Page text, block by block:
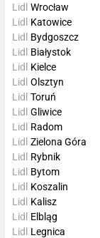
Lidl Wrocław
Lidl
Katowice
Lidl
Bydgoszcz
Lidl
Białystok
Lidl
Kielce
Lidl Olsztyn
Lidl Toruń
Lidl Gliwice
Lidl
Radom
Lidl Zielona Góra
Lidl
Rybnik
Lidl
Bytom
Lidl
Koszalin
Lidl
Kalisz
Lidl
Elbląg
Lidl
Legnica